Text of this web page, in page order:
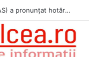
Curtea de Arbitraj pentru Sport (CAS) a pronunțat hotărârea în cauza WADA v. ANAD & Matei Cosmin Gabriel